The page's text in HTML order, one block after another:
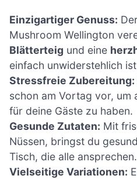
Einzigartiger Genuss:
Mushroom Wellington
Blätterteig und eine
einfach unwiderstehlich
Stressfreie Zubereitung:
schon am Vortag vor, um
für deine Gäste zu haben.
Gesunde Zutaten: Mit
Nüssen, bringst du
Tisch, die alle ansprechen.
Vielseitige Variationen: